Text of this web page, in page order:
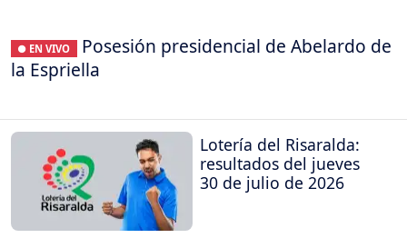
● EN VIVO
Posesión presidencial de Abelardo de
la Espriella
Lotería del Risaralda:
resultados del jueves
30 de julio de 2026